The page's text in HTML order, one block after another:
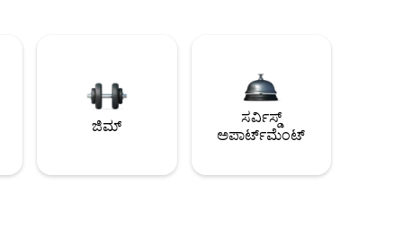
ಜಿಮ್
ಸರ್ವಿಸ್ಡ್
ಅಪಾರ್ಟ್‌ಮೆಂಟ್